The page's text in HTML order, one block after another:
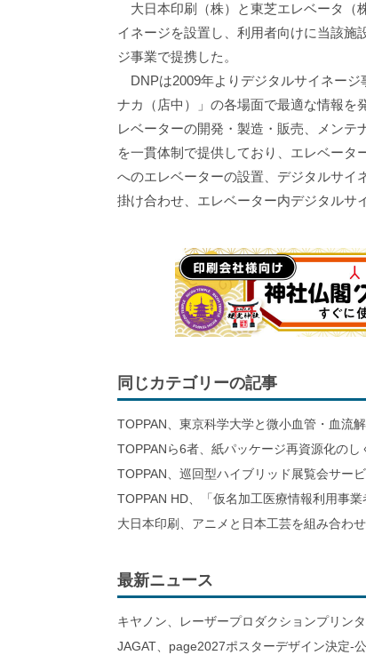
大日本印刷（株）と東芝エレベータ（
イネージを設置し、利用者向けに当該施
ジ事業で提携した。
DNPは2009年よりデジタルサイネージ
ナカ（店中）」の各場面で最適な情報を
レベーターの開発・製造・販売、メンテ
を一貫体制で提供しており、エレベー
へのエレベーターの設置、デジタルサイ
掛け合わせ、エレベーター内デジタルサ
同じカテゴリーの記事
TOPPAN、東京科学大学と微小血管・血流
TOPPANら6者、紙パッケージ再資源化の
TOPPAN、巡回型ハイブリッド展覧会サー
TOPPAN HD、「仮名加工医療情報利用事
大日本印刷、アニメと日本工芸を組み合わ
最新ニュース
キヤノン、レーザープロダクションプリン
JAGAT、page2027ポスターデザイン決定-